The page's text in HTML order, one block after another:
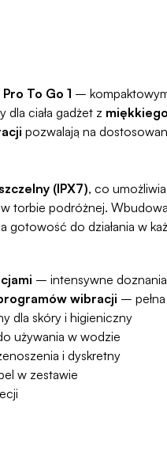
To Go 1 –
ciała gadżet z
pozwalają na
(IPX7), co
w torbie podróżnej.
gotowość do działania w
– intensywne doznania
wibracji –
dla skóry i higieniczny
używania w wodzie
i dyskretny
w zestawie